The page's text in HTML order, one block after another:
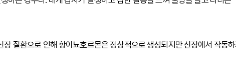
질환으로 인해 항이뇨호르몬은 정상적으로 생성되지만 신장에서 작동하